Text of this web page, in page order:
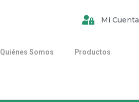
Mi Cuenta
Quiénes Somos Productos